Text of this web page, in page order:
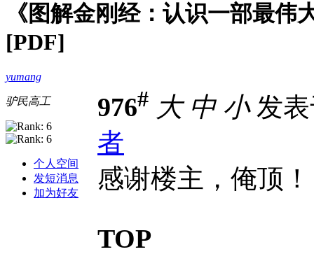
《图解金刚经：认识一部最伟
[PDF]
yumang
驴民高工
个人空间
发短消息
加为好友
976# 大 中 小发表
者
感谢楼主，俺顶！
TOP